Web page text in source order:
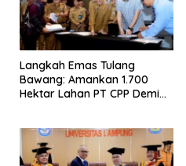
Langkah Emas Tulang
Bawang: Amankan 1.700
Hektar Lahan PT CPP Demi